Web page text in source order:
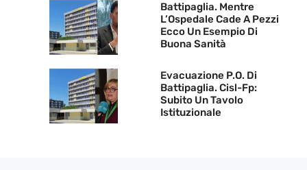
Battipaglia. Mentre
L’Ospedale Cade A Pezzi
Ecco Un Esempio Di
Buona Sanità
Evacuazione P.O. Di
Battipaglia. Cisl-Fp:
Subito Un Tavolo
Istituzionale